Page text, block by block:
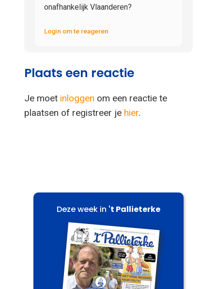
onafhankelijk Vlaanderen?
Login om te reageren
Plaats een reactie
Je moet inloggen om een reactie te
plaatsen of registreer je hier.
Deze week in 't Pallieterke